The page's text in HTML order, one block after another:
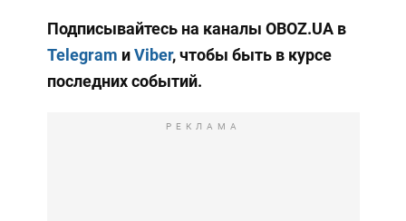
Подписывайтесь на каналы OBOZ.UA в
Telegram иViber, чтобы быть в курсе
последних событий.
РЕКЛАМА